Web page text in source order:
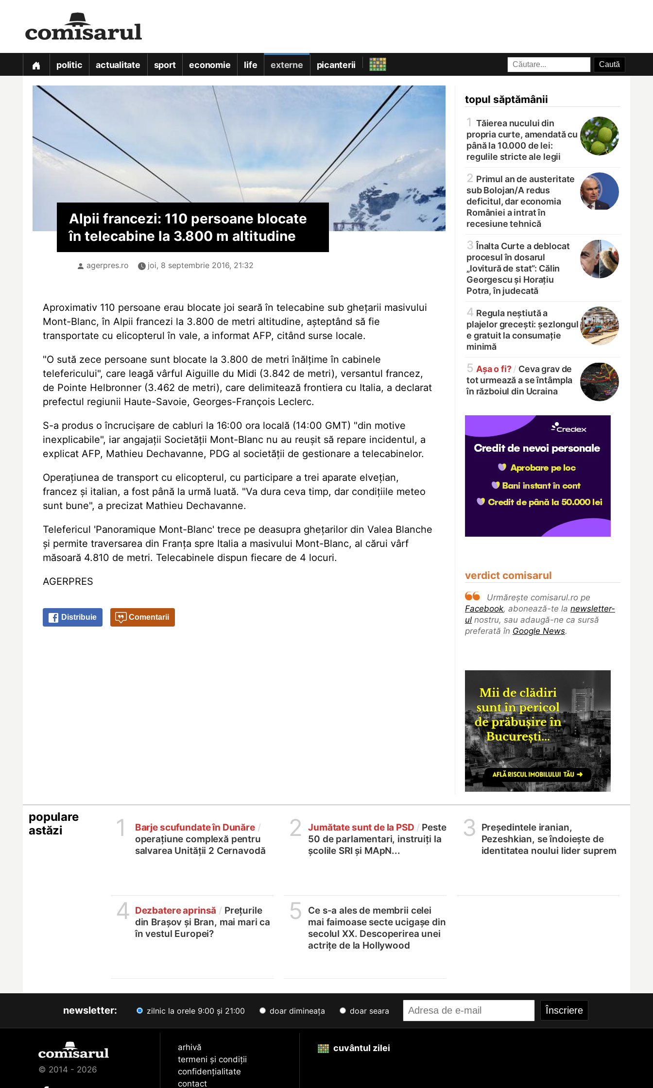
politic actualitate sport economie life externe picanterii
topul săptămânii
1 Tăierea nucului din
propria curte, amendată cu
până la 10.000 de lei:
regulile stricte ale legii
2 Primul an de austeritate
sub Bolojan/A redus
deficitul, dar economia
României a intrat în
recesiune tehnică
3 Înalta Curte a deblocat
procesul în dosarul
„lovitură de stat”: Călin
Georgescu și Horațiu
Potra, în judecată
4 Regula neștiută a
plajelor grecești: șezlongul
e gratuit la consumație
minimă
5 Așa o fi? / Ceva grav de
tot urmează a se întâmpla
în războiul din Ucraina
verdict comisarul
Urmărește comisarul.ro pe
Facebook, abonează-te la newsletter-
ul nostru, sau adaugă-ne ca sursă
preferată în Google News.
Alpii francezi: 110 persoane blocate
în telecabine la 3.800 m altitudine
agerpres.ro joi, 8 septembrie 2016, 21:32
Aproximativ 110 persoane erau blocate joi seară în telecabine sub ghețarii masivului
Mont-Blanc, în Alpii francezi la 3.800 de metri altitudine, așteptând să fie
transportate cu elicopterul în vale, a informat AFP, citând surse locale.
"O sută zece persoane sunt blocate la 3.800 de metri înălțime în cabinele
telefericului", care leagă vârful Aiguille du Midi (3.842 de metri), versantul francez,
de Pointe Helbronner (3.462 de metri), care delimitează frontiera cu Italia, a declarat
prefectul regiunii Haute-Savoie, Georges-François Leclerc.
S-a produs o încrucișare de cabluri la 16:00 ora locală (14:00 GMT) "din motive
inexplicabile", iar angajații Societății Mont-Blanc nu au reușit să repare incidentul, a
explicat AFP, Mathieu Dechavanne, PDG al societății de gestionare a telecabinelor.
Operațiunea de transport cu elicopterul, cu participare a trei aparate elvețian,
francez și italian, a fost până la urmă luată. "Va dura ceva timp, dar condițiile meteo
sunt bune", a precizat Mathieu Dechavanne.
Telefericul 'Panoramique Mont-Blanc' trece pe deasupra ghețarilor din Valea Blanche
și permite traversarea din Franța spre Italia a masivului Mont-Blanc, al cărui vârf
măsoară 4.810 de metri. Telecabinele dispun fiecare de 4 locuri.
AGERPRES
Distribuie Comentarii
populare
astăzi
1 Barje scufundate în Dunăre /
operațiune complexă pentru
salvarea Unității 2 Cernavodă
2 Jumătate sunt de la PSD / Peste
50 de parlamentari, instruiți la
școlile SRI și MApN...
3
Președintele iranian,
Pezeshkian, se îndoiește de
identitatea noului lider suprem
4 Dezbatere aprinsă / Prețurile
din Brașov și Bran, mai mari ca
în vestul Europei?
5
Ce s-a ales de membrii celei
mai faimoase secte ucigașe din
secolul XX. Descoperirea unei
actrițe de la Hollywood
newsletter: zilnic la orele 9:00 și 21:00 doar dimineața doar seara
© 2014 - 2026
arhivă
termeni și condiții
confidențialitate
contact
cuvântul zilei